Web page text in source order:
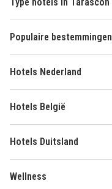
Populaire bestemmingen
Hotels Nederland
Hotels België
Hotels Duitsland
Wellness